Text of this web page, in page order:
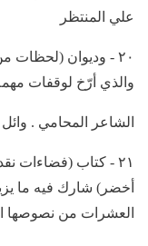
علي المنتظر
٢٠ - وديوان (لحظات
والذي أرّخ لوقفات
الشاعر المحامي .
٢١ - كتاب (فضاءات
أخضر) شارك فيه ما
العشرات من نصوصها